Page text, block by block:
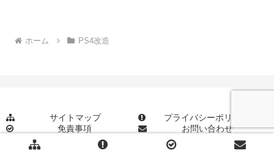
ホーム PS4改造
サイトマップ
プライバシーポリシー
免責事項
お問い合わせ
© 2023-2026 蓮華の記録帳.